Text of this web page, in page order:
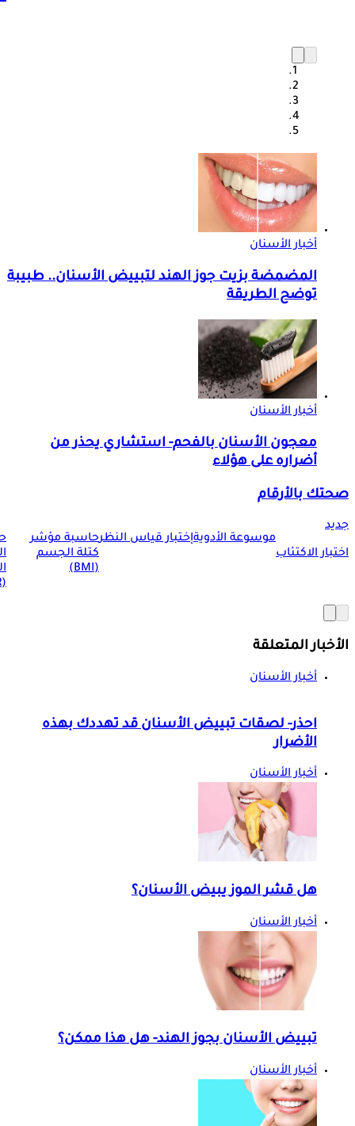
أخبار الأسنان
المضمضة بزيت جوز الهند لتبييض الأسنان.. طبيبة
توضح الطريقة
أخبار الأسنان
معجون الأسنان بالفحم- استشاري يحذر من
أضراره على هؤلاء
صحتك بالأرقام
جديد
اختبار الاكتئاب
موسوعة الأدويةإختبار قياس النظرحاسبة مؤشر
كتلة الجسم
(BMI)
(BMR)
الأخبار المتعلقة
أخبار الأسنان
احذر- لصقات تبييض الأسنان قد تهددك بهذه
الأضرار
أخبار الأسنان
هل قشر الموز يبيض الأسنان؟
أخبار الأسنان
تبييض الأسنان بجوز الهند- هل هذا ممكن؟
أخبار الأسنان